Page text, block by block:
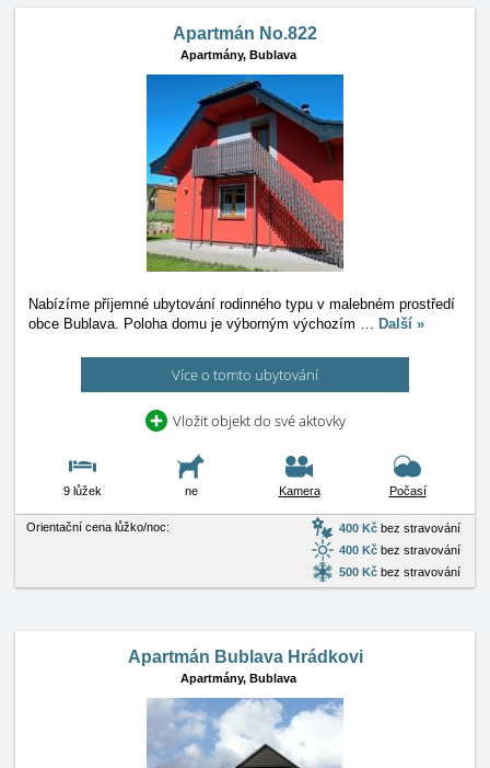
Apartmán No.822
Apartmány, Bublava
Nabízíme příjemné ubytování rodinného typu v malebném prostředí
obce Bublava. Poloha domu je výborným výchozím … Další »
Více o tomto ubytování
Vložit objekt do své aktovky
9 lůžek ne Kamera Počasí
Orientační cena lůžko/noc: 400 Kč bez stravování
400 Kč bez stravování
500 Kč bez stravování
Apartmán Bublava Hrádkovi
Apartmány, Bublava